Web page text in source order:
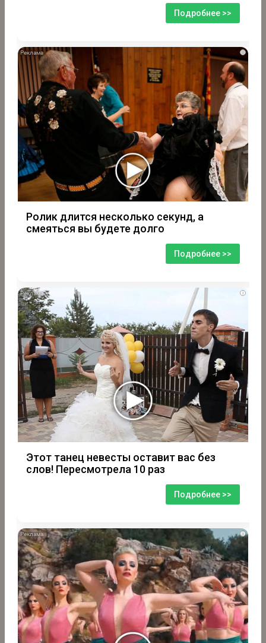
Подробнее >>
i
Ролик длится несколько секунд, а
смеяться вы будете долго
Подробнее >>
i
Этот танец невесты оставит вас без
слов! Пересмотрела 10 раз
Подробнее >>
i